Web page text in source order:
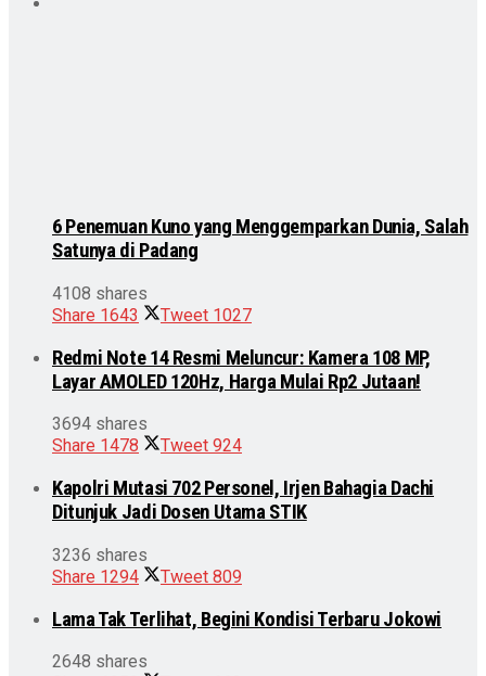
6 Penemuan Kuno yang Menggemparkan Dunia, Salah
Satunya di Padang
4108 shares
Share 1643 Tweet 1027
Redmi Note 14 Resmi Meluncur: Kamera 108 MP,
Layar AMOLED 120Hz, Harga Mulai Rp2 Jutaan!
3694 shares
Share 1478 Tweet 924
Kapolri Mutasi 702 Personel, Irjen Bahagia Dachi
Ditunjuk Jadi Dosen Utama STIK
3236 shares
Share 1294 Tweet 809
Lama Tak Terlihat, Begini Kondisi Terbaru Jokowi
2648 shares